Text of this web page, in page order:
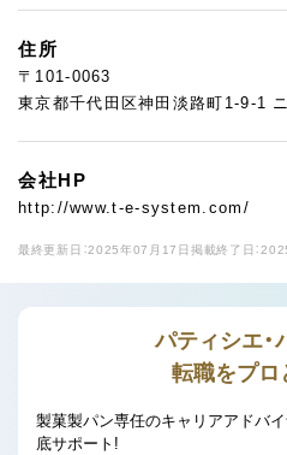
住所
〒101-0063
東京都千代田区神田淡路町1-9-1
会社HP
http://www.t-e-system.com/
最終更新日：2025年07月17日 掲載終了日：
パティシエ・
転職をプロ
製菓製パン専任のキャリアアドバ
底サポート!